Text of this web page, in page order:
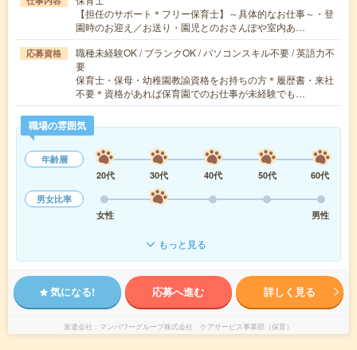
【担任のサポート＊フリー保育士】～具体的なお仕事～・登
園時のお迎え／お送り・園児とのおさんぽや室内あ…
応募資格
職種未経験OK / ブランクOK / パソコンスキル不要 / 英語力不
要
保育士・保母・幼稚園教諭資格をお持ちの方＊履歴書・来社
不要＊資格があれば保育園でのお仕事が未経験でも…
職場の雰囲気
年齢層
20代
30代 40代 50代
60代
男女比率
女性
男性
もっと見る
気になる! 応募へ進む 詳しく見る
派遣会社 マンパワーグループ株式会社 ケアサービス事業部（保育）